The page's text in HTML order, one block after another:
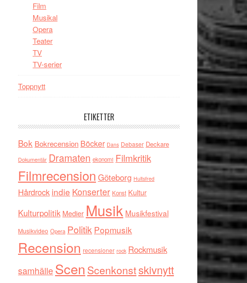
Film
Musikal
Opera
Teater
TV
TV-serier
Toppnytt
ETIKETTER
Bok Bokrecension Böcker Dans Debaser Deckare
Dokumentär Dramaten ekonomi Filmkritik
Filmrecension Göteborg Hultsfred
Hårdrock indie Konserter Konst Kultur
Kulturpolitik Medier Musik Musikfestival
Musikvideo Opera Politik Popmusik
Recension recensioner rock Rockmusik
samhälleScen Scenkonstskivnytt